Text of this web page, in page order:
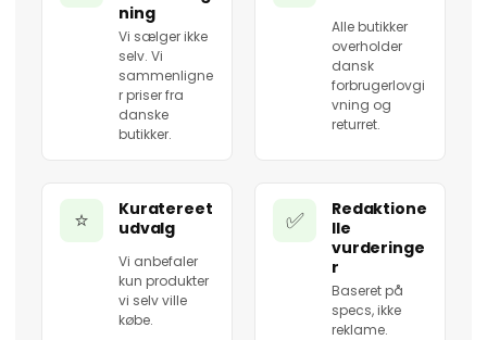
ning
Vi sælger ikke
selv. Vi
sammenligne
r priser fra
danske
butikker.
Alle butikker
overholder
dansk
forbrugerlovgi
vning og
returret.
⭐
Kuratereet
udvalg
Vi anbefaler
kun produkter
vi selv ville
købe.
✅
Redaktione
lle
vurderinge
r
Baseret på
specs, ikke
reklame.